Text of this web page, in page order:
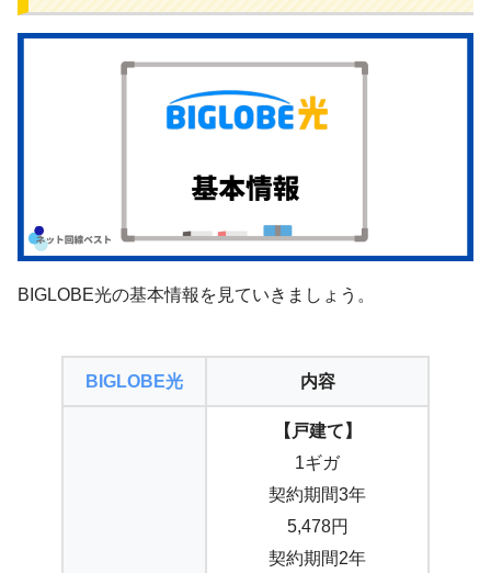
BIGLOBE光の基本情報を見ていきましょう。
BIGLOBE光 内容
【戸建て】
1ギガ
契約期間3年
5,478円
契約期間2年